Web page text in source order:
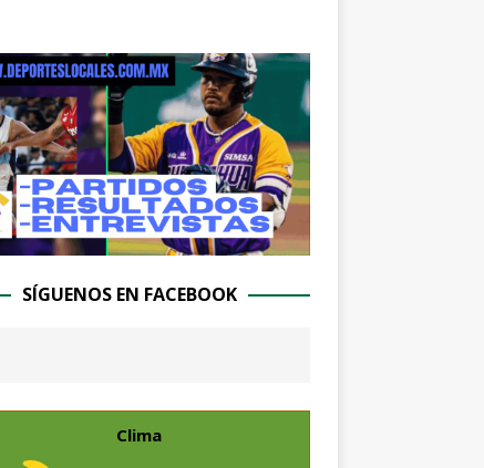
SÍGUENOS EN FACEBOOK
Clima